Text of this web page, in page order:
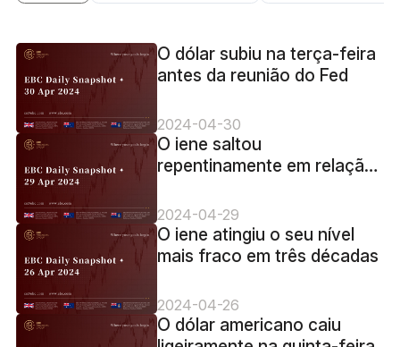
O dólar subiu na terça-feira
antes da reunião do Fed
2024-04-30
O iene saltou
repentinamente em relação
2024-04-29
O iene atingiu o seu nível
mais fraco em três décadas
2024-04-26
O dólar americano caiu